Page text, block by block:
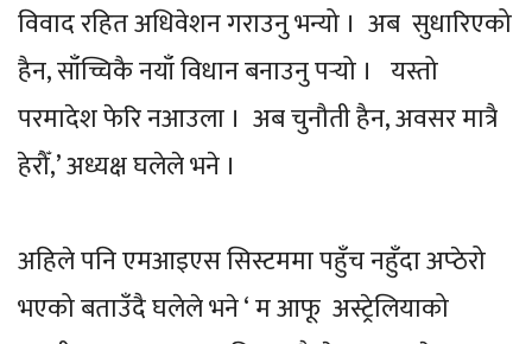
विवाद रहित अधिवेशन गराउनु भन्यो । अब सुधारिएको
हैन, साँच्चिकै नयाँ विधान बनाउनु पर्‍यो । यस्तो
परमादेश फेरि नआउला । अब चुनौती हैन, अवसर मात्रै
हेरौँ,’ अध्यक्ष घलेले भने ।
अहिले पनि एमआइएस सिस्टममा पहुँच नहुँदा अप्ठेरो
भएको बताउँदै घलेले भने ‘ म आफू अस्ट्रेलियाको